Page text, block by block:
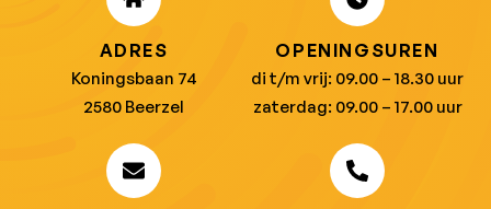
ADRES
Koningsbaan 74
2580 Beerzel
OPENINGSUREN
di t/m vrij: 09.00 – 18.30 uur
zaterdag: 09.00 – 17.00 uur